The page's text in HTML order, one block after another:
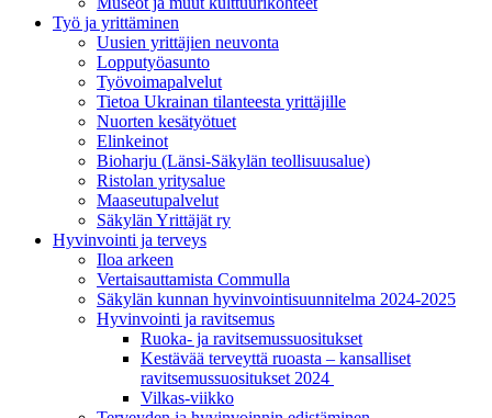
Työ ja yrittä­minen
Uusien yrittäjien neuvonta
Lopputyöasunto
Työvoimapalvelut
Tietoa Ukrainan tilanteesta yrittäjille
Nuorten kesätyötuet
Elinkeinot
Bioharju (Länsi-Säkylän teollisuusalue)
Ristolan yritysalue
Maaseutupalvelut
Säkylän Yrittäjät ry
Hyvinvointi ja terveys
Iloa arkeen
Vertaisauttamista Commulla
Säkylän kunnan hyvinvointisuunnitelma 2024-2025
Hyvinvointi ja ravitsemus
Ruoka- ja ravitsemussuositukset
Kestävää terveyttä ruoasta – kansalliset
ravitsemussuositukset 2024
Vilkas-viikko